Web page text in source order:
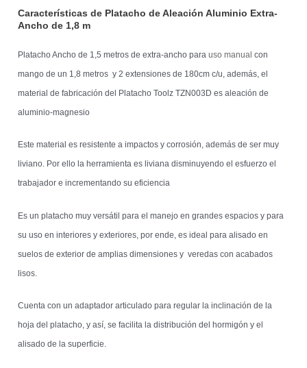
Características de Platacho de Aleación Aluminio Extra-
Ancho de 1,8 m
Platacho Ancho de 1,5 metros de extra-ancho parauso manual con
mango de un 1,8 metros y 2 extensiones de 180cm c/u, además, el
material de fabricación del Platacho Toolz TZN003D es aleación de
aluminio-magnesio
Este material es resistente a impactos y corrosión, además de ser muy
liviano. Por ello la herramienta es liviana disminuyendo el esfuerzo el
trabajador e incrementando su eficiencia
Es un platacho muy versátil para el manejo en grandes espacios y para
su uso en interiores y exteriores, por ende, es ideal para alisado en
suelos de exterior de amplias dimensiones y veredas con acabados
lisos.
Cuenta con un adaptador articulado para regular la inclinación de la
hoja del platacho, y así, se facilita la distribución del hormigón y el
alisado de la superficie.